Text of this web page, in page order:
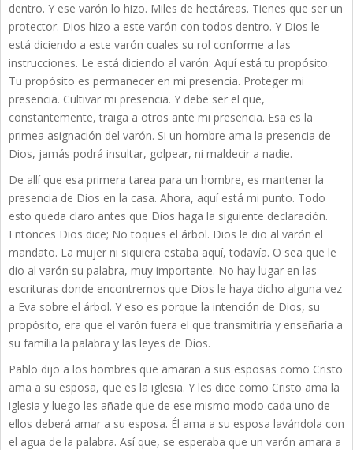
dentro. Y ese varón lo hizo. Miles de hectáreas. Tienes que ser un
protector. Dios hizo a este varón con todos dentro. Y Dios le
está diciendo a este varón cuales su rol conforme a las
instrucciones. Le está diciendo al varón: Aquí está tu propósito.
Tu propósito es permanecer en mi presencia. Proteger mi
presencia. Cultivar mi presencia. Y debe ser el que,
constantemente, traiga a otros ante mi presencia. Esa es la
primea asignación del varón. Si un hombre ama la presencia de
Dios, jamás podrá insultar, golpear, ni maldecir a nadie.
De allí que esa primera tarea para un hombre, es mantener la
presencia de Dios en la casa. Ahora, aquí está mi punto. Todo
esto queda claro antes que Dios haga la siguiente declaración.
Entonces Dios dice; No toques el árbol. Dios le dio al varón el
mandato. La mujer ni siquiera estaba aquí, todavía. O sea que le
dio al varón su palabra, muy importante. No hay lugar en las
escrituras donde encontremos que Dios le haya dicho alguna vez
a Eva sobre el árbol. Y eso es porque la intención de Dios, su
propósito, era que el varón fuera el que transmitiría y enseñaría a
su familia la palabra y las leyes de Dios.
Pablo dijo a los hombres que amaran a sus esposas como Cristo
ama a su esposa, que es la iglesia. Y les dice como Cristo ama la
iglesia y luego les añade que de ese mismo modo cada uno de
ellos deberá amar a su esposa. Él ama a su esposa lavándola con
el agua de la palabra. Así que, se esperaba que un varón amara a